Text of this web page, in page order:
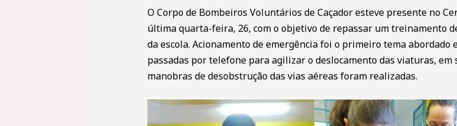
O Corpo de Bombeiros Voluntários de Caçador esteve presente no
última quarta-feira, 26, com o objetivo de repassar um treinamento
da escola. Acionamento de emergência foi o primeiro tema
passadas por telefone para agilizar o deslocamento das viaturas, em
manobras de desobstrução das vias aéreas foram realizadas.